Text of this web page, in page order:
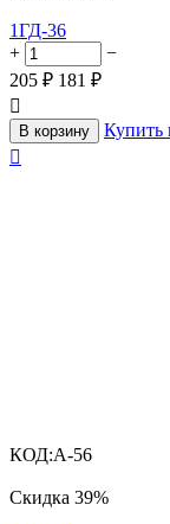
1ГД-36
+
−
205 ₽ 181 ₽

В корзину
Купить

КОД:A-56
Скидка 39%